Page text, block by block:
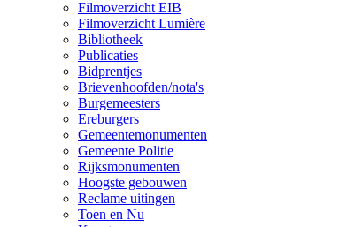
Filmoverzicht EIB
Filmoverzicht Lumière
Bibliotheek
Publicaties
Bidprentjes
Brievenhoofden/nota's
Burgemeesters
Ereburgers
Gemeentemonumenten
Gemeente Politie
Rijksmonumenten
Hoogste gebouwen
Reclame uitingen
Toen en Nu